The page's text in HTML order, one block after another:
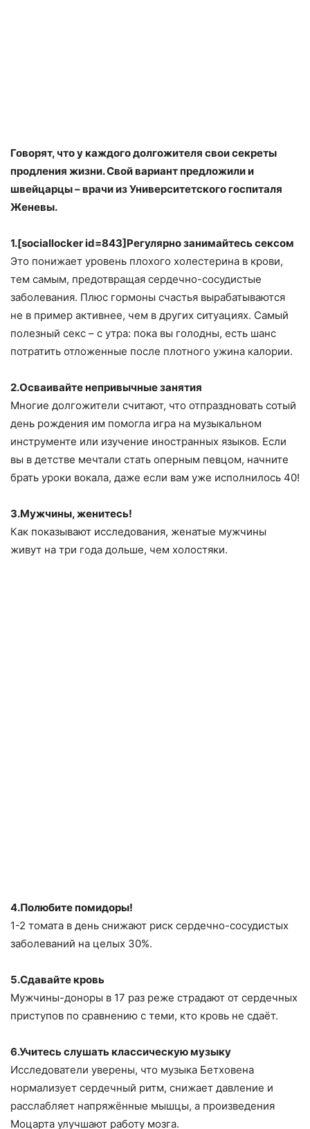
Говорят, что у каждого долгожителя свои секреты
продления жизни. Свой вариант предложили и
швейцарцы – врачи из Университетского госпиталя
Женевы.
1.[sociallocker id=843]Регулярно занимайтесь сексом
Это понижает уровень плохого холестерина в крови,
тем самым, предотвращая сердечно-сосудистые
заболевания. Плюс гормоны счастья вырабатываются
не в пример активнее, чем в других ситуациях. Самый
полезный секс – с утра: пока вы голодны, есть шанс
потратить отложенные после плотного ужина калории.
2.Осваивайте непривычные занятия
Многие долгожители считают, что отпраздновать сотый
день рождения им помогла игра на музыкальном
инструменте или изучение иностранных языков. Если
вы в детстве мечтали стать оперным певцом, начните
брать уроки вокала, даже если вам уже исполнилось 40!
3.Мужчины, женитесь!
Как показывают исследования, женатые мужчины
живут на три года дольше, чем холостяки.
4.Полюбите помидоры!
1-2 томата в день снижают риск сердечно-сосудистых
заболеваний на целых 30%.
5.Сдавайте кровь
Мужчины-доноры в 17 раз реже страдают от сердечных
приступов по сравнению с теми, кто кровь не сдаёт.
6.Учитесь слушать классическую музыку
Исследователи уверены, что музыка Бетховена
нормализует сердечный ритм, снижает давление и
расслабляет напряжённые мышцы, а произведения
Моцарта улучшают работу мозга.